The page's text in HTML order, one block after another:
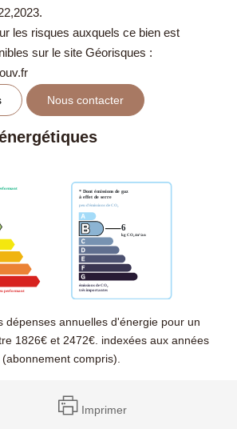
les risques auxquels ce bien est
sur le site Géorisques :
Nous contacter
dépenses annuelles d'énergie pour un
1826€ et 2472€. indexées aux années
compris).
Imprimer